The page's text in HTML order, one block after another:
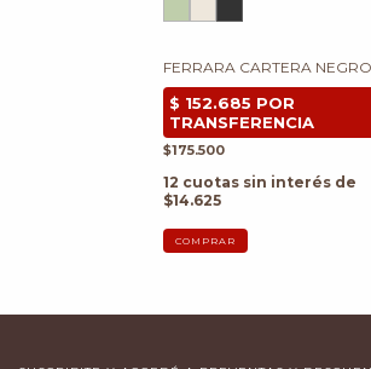
FERRARA CARTERA NEGRO
$175.500
12 cuotas sin interés de
$14.625
COMPRAR